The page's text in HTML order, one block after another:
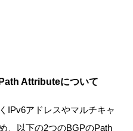
Attributeについて
IPv6アドレスやマルチキャ
、以下の2つのBGPのPath